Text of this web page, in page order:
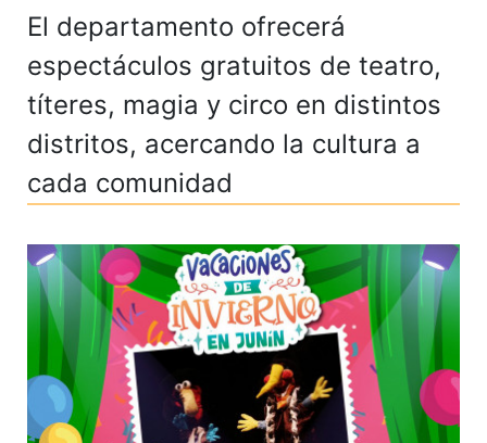
El departamento ofrecerá
espectáculos gratuitos de teatro,
títeres, magia y circo en distintos
distritos, acercando la cultura a
cada comunidad